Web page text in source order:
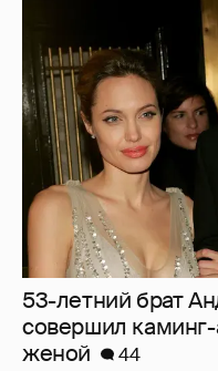
53-летний брат
совершил каминг-
женой
44